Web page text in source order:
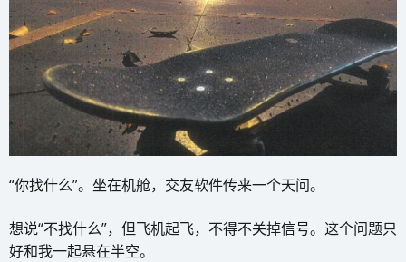
“你找什么”。坐在机舱，交友软件传来一个天问。
想说“不找什么”，但飞机起飞，不得不关掉信号。这个问题只
好和我一起悬在半空。